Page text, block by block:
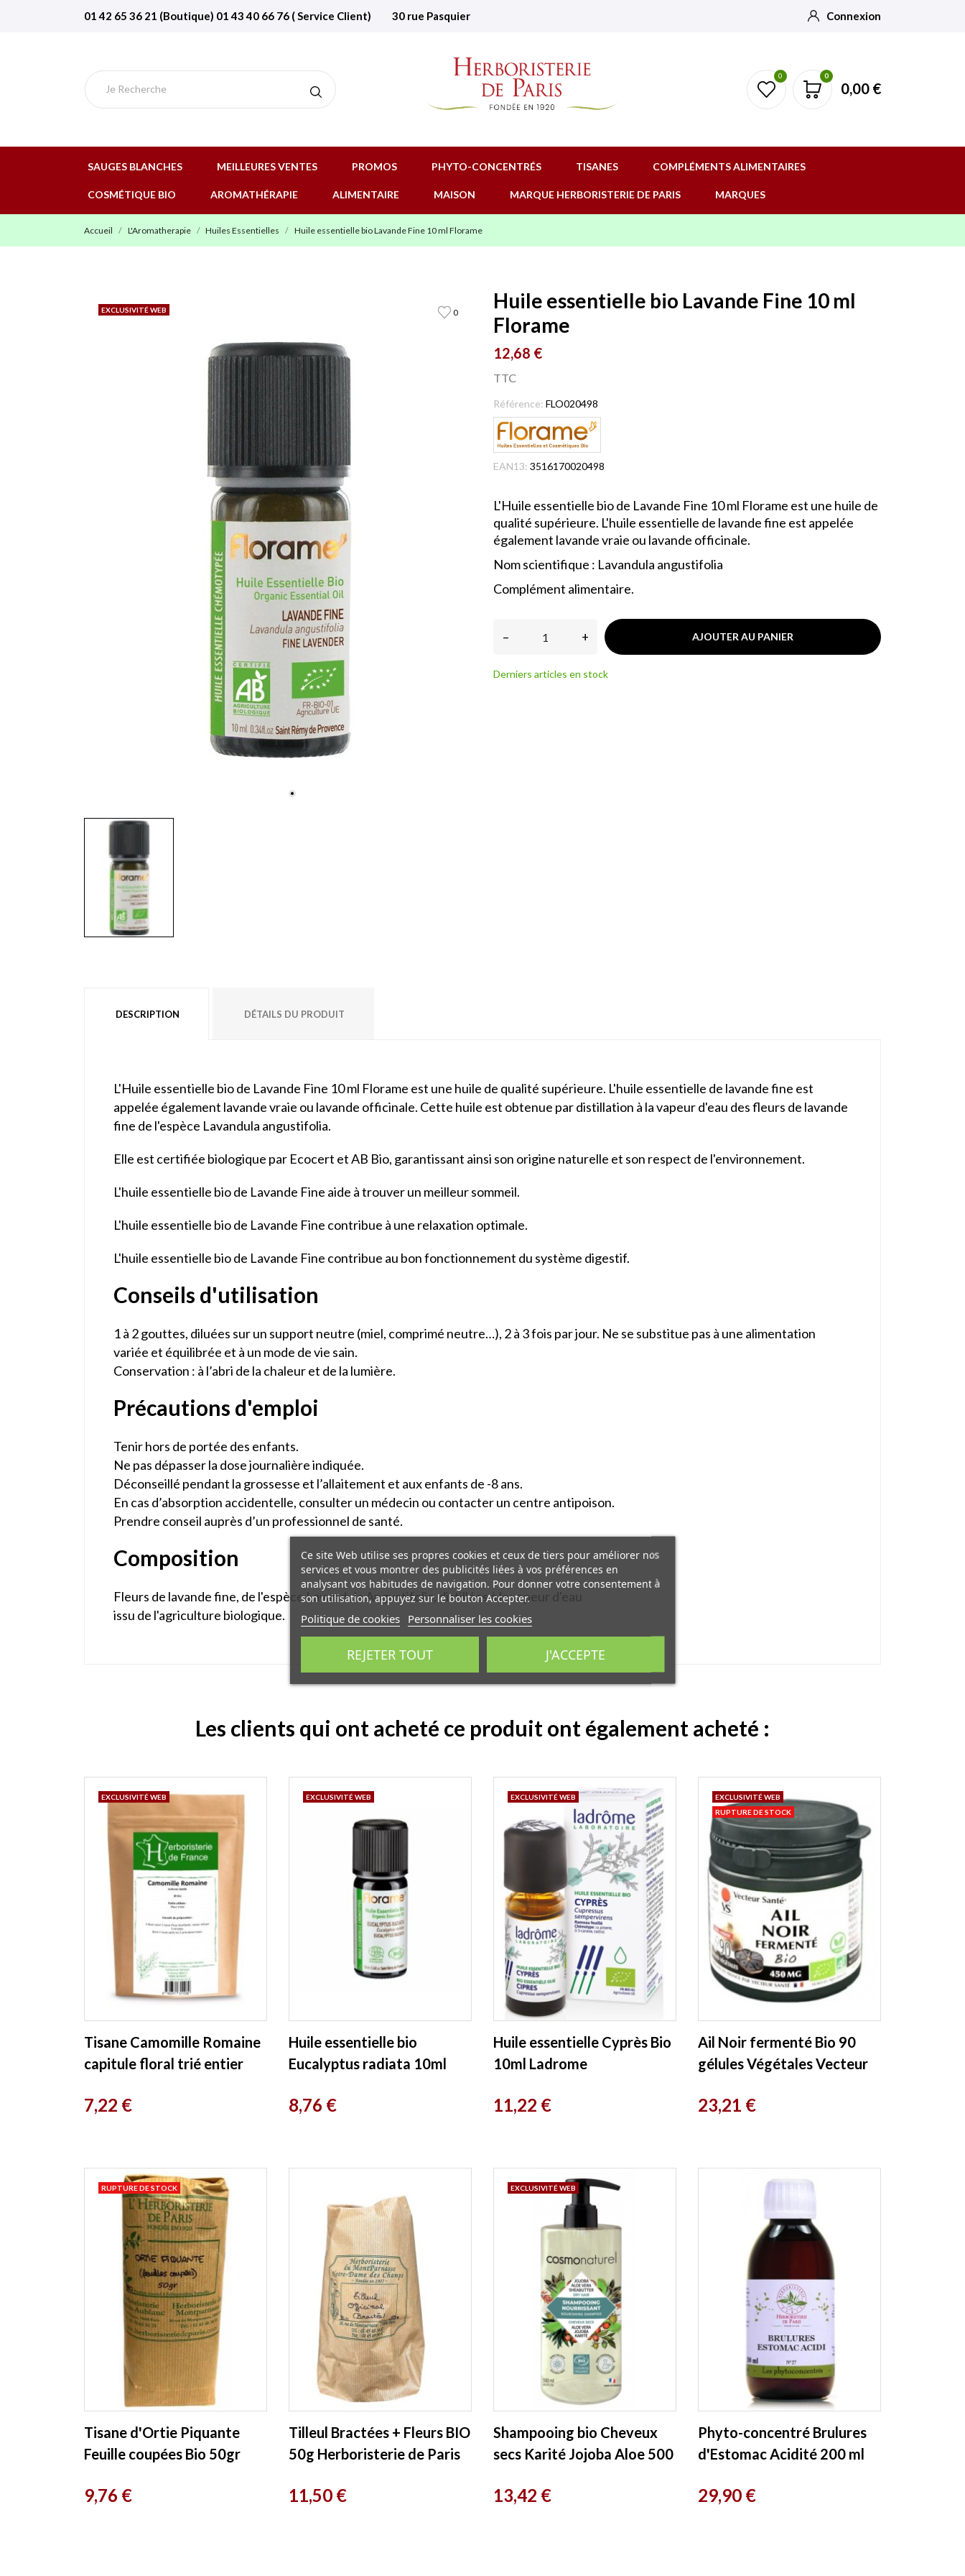
01 42 65 36 21 (Boutique) 01 43 40 66 76 ( Service Client) 30 rue Pasquier Connexion
0 0
0,00 €
SAUGES BLANCHES MEILLEURES VENTES PROMOS PHYTO-CONCENTRÉS TISANES COMPLÉMENTS ALIMENTAIRES
COSMÉTIQUE BIO AROMATHÉRAPIE ALIMENTAIRE MAISON MARQUE HERBORISTERIE DE PARIS MARQUES
Accueil L'Aromatherapie Huiles Essentielles Huile essentielle bio Lavande Fine 10 ml Florame
0
EXCLUSIVITÉ WEB
Huile essentielle bio Lavande Fine 10 ml
Florame
12,68 €
TTC
Référence: FLO020498
EAN13: 3516170020498
L'Huile essentielle bio de Lavande Fine 10 ml Florame est une huile de
qualité supérieure. L'huile essentielle de lavande fine est appelée
également lavande vraie ou lavande officinale.
Nom scientifique : Lavandula angustifolia
Complément alimentaire.
– + AJOUTER AU PANIER
Derniers articles en stock
DESCRIPTION DÉTAILS DU PRODUIT
L'Huile essentielle bio de Lavande Fine 10 ml Florame est une huile de qualité supérieure. L'huile essentielle de lavande fine est
appelée également lavande vraie ou lavande officinale. Cette huile est obtenue par distillation à la vapeur d'eau des fleurs de lavande
fine de l'espèce Lavandula angustifolia.
Elle est certifiée biologique par Ecocert et AB Bio, garantissant ainsi son origine naturelle et son respect de l'environnement.
L'huile essentielle bio de Lavande Fine aide à trouver un meilleur sommeil.
L'huile essentielle bio de Lavande Fine contribue à une relaxation optimale.
L'huile essentielle bio de Lavande Fine contribue au bon fonctionnement du système digestif.
Conseils d'utilisation
1 à 2 gouttes, diluées sur un support neutre (miel, comprimé neutre…), 2 à 3 fois par jour. Ne se substitue pas à une alimentation
variée et équilibrée et à un mode de vie sain.
Conservation : à l’abri de la chaleur et de la lumière.
Précautions d'emploi
Tenir hors de portée des enfants.
Ne pas dépasser la dose journalière indiquée.
Déconseillé pendant la grossesse et l’allaitement et aux enfants de -8 ans.
En cas d’absorption accidentelle, consulter un médecin ou contacter un centre antipoison.
Prendre conseil auprès d’un professionnel de santé.
Composition
Fleurs de lavande fine, de l'espèce Lavandula Angustifolia, distillées à la vapeur d'eau
issu de l'agriculture biologique.
Les clients qui ont acheté ce produit ont également acheté :
Tisane Camomille Romaine
capitule floral trié entier
France
Prix
7,22 €
EXCLUSIVITÉ WEB
Huile essentielle bio
Eucalyptus radiata 10ml
Prix
8,76 €
EXCLUSIVITÉ WEB
Huile essentielle Cyprès Bio
10ml Ladrome
Prix
11,22 €
EXCLUSIVITÉ WEB
Ail Noir fermenté Bio 90
gélules Végétales Vecteur
Prix
23,21 €
EXCLUSIVITÉ WEB
RUPTURE DE STOCK
Tisane d'Ortie Piquante
Feuille coupées Bio 50gr
Prix
9,76 €
RUPTURE DE STOCK
Tilleul Bractées + Fleurs BIO
50g Herboristerie de Paris
Prix
11,50 €
Shampooing bio Cheveux
secs Karité Jojoba Aloe 500
Prix
13,42 €
EXCLUSIVITÉ WEB
Phyto-concentré Brulures
d'Estomac Acidité 200 ml
Prix
29,90 €
Ce site Web utilise ses propres cookies et ceux de tiers pour améliorer nos
services et vous montrer des publicités liées à vos préférences en
analysant vos habitudes de navigation. Pour donner votre consentement à
son utilisation, appuyez sur le bouton Accepter.
Politique de cookies Personnaliser les cookies
REJETER TOUT J'ACCEPTE